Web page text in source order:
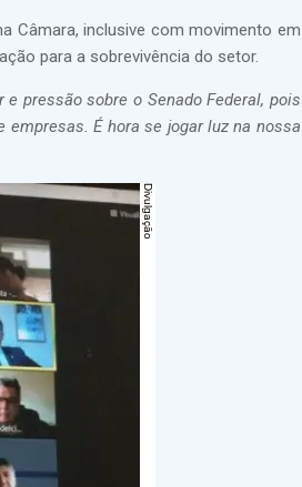
Câmara, inclusive com movimento em
para a sobrevivência do setor.
pressão sobre o Senado Federal, pois
É hora se jogar luz na nossa